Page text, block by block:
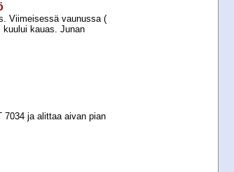
Viimeisessä vaunussa (
kuului kauas. Junan
7034 ja alittaa aivan pian